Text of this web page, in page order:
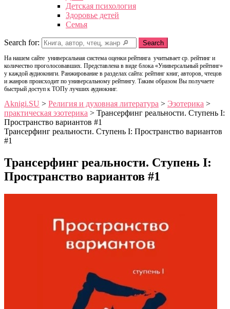
Детская психология
Здоровье детей
Семья
Search for: Search
На нашем сайте универсальная система оценки рейтинга учитывает ср. рейтинг и
количество проголосовавших. Представлена в виде блока «Универсальный рейтинг»
у каждой аудиокниги. Ранжирование в разделах сайта: рейтинг книг, авторов, чтецов
и жанров происходит по универсальному рейтингу. Таким образом Вы получаете
быстрый доступ к ТОПу лучших аудиокниг.
Aknigi.SU > Религия и духовная литература > Эзотерика >
практическая эзотерика > Трансерфинг реальности. Ступень I:
Пространство вариантов #1
Трансерфинг реальности. Ступень I: Пространство вариантов
#1
Трансерфинг реальности. Ступень I:
Пространство вариантов #1